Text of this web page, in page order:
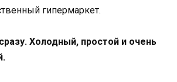
гипермаркет.
Холодный, простой и очень